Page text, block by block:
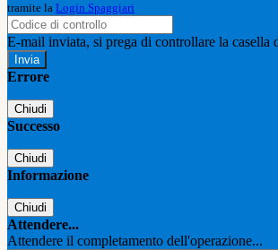
tramite la Login Spaggiari
E-mail inviata, si prega di controllare la casella
Errore
Chiudi
Successo
Chiudi
Informazione
Chiudi
Attendere...
Attendere il completamento dell'operazione...